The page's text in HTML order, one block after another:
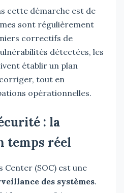
cette démarche est de
sont régulièrement
correctifs de
détectées, les
établir un plan
tout en
opérationnelles.
: la
temps réel
(SOC) est une
des systèmes.